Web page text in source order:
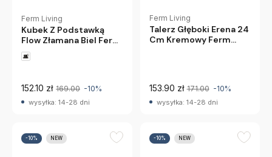
Ferm Living
Kubek Z Podstawką
Flow Złamana Biel Ferm
Living
152.10 zł 169.00 -10%
wysyłka: 14-28 dni
Ferm Living
Talerz Głęboki Erena 24
Cm Kremowy Ferm
153.90 zł 171.00 -10%
wysyłka: 14-28 dni
-10% NEW -10% NEW